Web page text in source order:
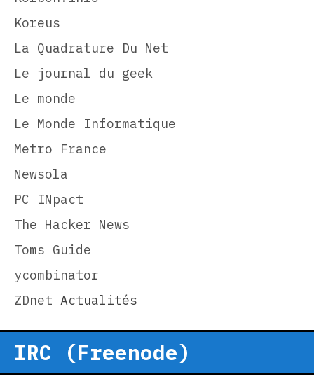
Koreus
La Quadrature Du Net
Le journal du geek
Le monde
Le Monde Informatique
Metro France
Newsola
PC INpact
The Hacker News
Toms Guide
ycombinator
ZDnet Actualités
IRC (Freenode)